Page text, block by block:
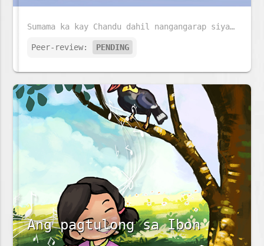
Sumama ka kay Chandu dahil nangangarap siyang lumipad. Ano ang pinapangarap mo?
Peer-review: PENDING
Ang pagtulong sa Ibon